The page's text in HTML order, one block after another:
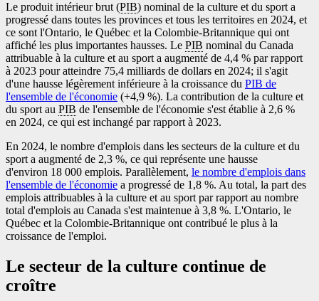
Le produit intérieur brut (PIB) nominal de la culture et du sport a
progressé dans toutes les provinces et tous les territoires en 2024, et
ce sont l'Ontario, le Québec et la Colombie-Britannique qui ont
affiché les plus importantes hausses. Le PIB nominal du Canada
attribuable à la culture et au sport a augmenté de 4,4 % par rapport
à 2023 pour atteindre 75,4 milliards de dollars en 2024; il s'agit
d'une hausse légèrement inférieure à la croissance du PIB de
l'ensemble de l'économie (+4,9 %). La contribution de la culture et
du sport au PIB de l'ensemble de l'économie s'est établie à 2,6 %
en 2024, ce qui est inchangé par rapport à 2023.
En 2024, le nombre d'emplois dans les secteurs de la culture et du
sport a augmenté de 2,3 %, ce qui représente une hausse
d'environ 18 000 emplois. Parallèlement, le nombre d'emplois dans
l'ensemble de l'économie a progressé de 1,8 %. Au total, la part des
emplois attribuables à la culture et au sport par rapport au nombre
total d'emplois au Canada s'est maintenue à 3,8 %. L'Ontario, le
Québec et la Colombie-Britannique ont contribué le plus à la
croissance de l'emploi.
Le secteur de la culture continue de
croître